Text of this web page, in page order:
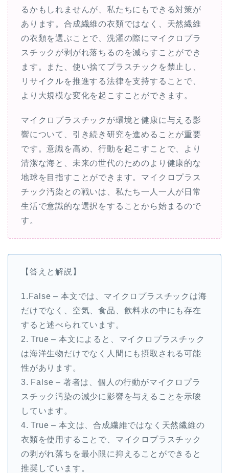
るかもしれませんが、私たちにもできる対策が
あります。合成繊維の衣類ではなく、天然繊維
の衣類を選ぶことで、洗濯の際にマイクロプラ
スチックが剥がれ落ちるのを減らすことができ
ます。また、使い捨てプラスチックを禁止し、
リサイクルを推進する法律を支持することで、
より大規模な変化を起こすことができます。
マイクロプラスチックが環境と健康に与える影
響について、引き続き研究を進めることが重要
です。意識を高め、行動を起こすことで、より
清潔な海と、未来の世代のためのより健康的な
地球を目指すことができます。マイクロプラス
チック汚染との戦いは、私たち一人一人が日常
生活で意識的な選択をすることから始まるので
す。
【答えと解説】
1.False – 本文では、マイクロプラスチックは海
だけでなく、空気、食品、飲料水の中にも存在
すると述べられています。
2. True – 本文によると、マイクロプラスチック
は海洋生物だけでなく人間にも摂取される可能
性があります。
3. False – 著者は、個人の行動がマイクロプラ
スチック汚染の減少に影響を与えることを示唆
しています。
4. True – 本文は、合成繊維ではなく天然繊維の
衣類を使用することで、マイクロプラスチック
の剥がれ落ちを最小限に抑えることができると
推奨しています。